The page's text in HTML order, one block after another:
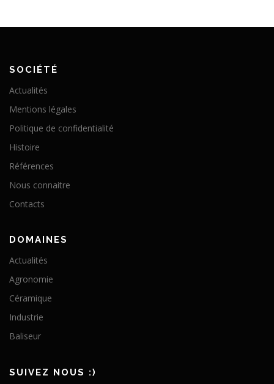
SOCIÉTÉ
Actualités
Mentions légales
Politique de confidentialité
Histoire
Références
Nous connaitre
Contacts
DOMAINES
Actualités
Agronomie
Céramique
Industrie
Baliseur
SUIVEZ NOUS :)